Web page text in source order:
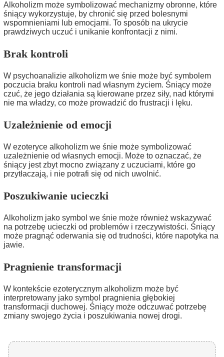
Alkoholizm może symbolizować mechanizmy obronne, które
śniący wykorzystuje, by chronić się przed bolesnymi
wspomnieniami lub emocjami. To sposób na ukrycie
prawdziwych uczuć i unikanie konfrontacji z nimi.
Brak kontroli
W psychoanalizie alkoholizm we śnie może być symbolem
poczucia braku kontroli nad własnym życiem. Śniący może
czuć, że jego działania są kierowane przez siły, nad którymi
nie ma władzy, co może prowadzić do frustracji i lęku.
Uzależnienie od emocji
W ezoteryce alkoholizm we śnie może symbolizować
uzależnienie od własnych emocji. Może to oznaczać, że
śniący jest zbyt mocno związany z uczuciami, które go
przytłaczają, i nie potrafi się od nich uwolnić.
Poszukiwanie ucieczki
Alkoholizm jako symbol we śnie może również wskazywać
na potrzebę ucieczki od problemów i rzeczywistości. Śniący
może pragnąć oderwania się od trudności, które napotyka na
jawie.
Pragnienie transformacji
W kontekście ezoterycznym alkoholizm może być
interpretowany jako symbol pragnienia głębokiej
transformacji duchowej. Śniący może odczuwać potrzebę
zmiany swojego życia i poszukiwania nowej drogi.